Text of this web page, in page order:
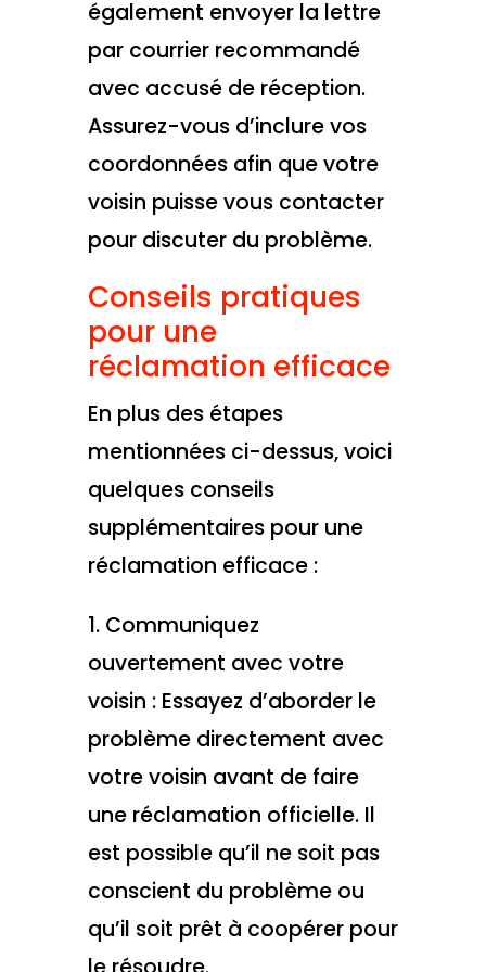
également envoyer la lettre
par courrier recommandé
avec accusé de réception.
Assurez-vous d’inclure vos
coordonnées afin que votre
voisin puisse vous contacter
pour discuter du problème.
Conseils pratiques
pour une
réclamation efficace
En plus des étapes
mentionnées ci-dessus, voici
quelques conseils
supplémentaires pour une
réclamation efficace :
1. Communiquez
ouvertement avec votre
voisin : Essayez d’aborder le
problème directement avec
votre voisin avant de faire
une réclamation officielle. Il
est possible qu’il ne soit pas
conscient du problème ou
qu’il soit prêt à coopérer pour